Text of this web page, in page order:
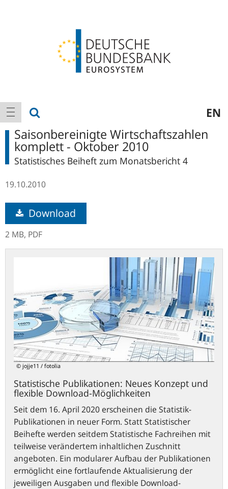
Hauptnavigation
Navigation anzeigen EN
Saisonbereinigte Wirtschaftszahlen
komplett - Oktober 2010
Statistisches Beiheft zum Monatsbericht 4
19.10.2010
Download
2 MB, PDF
© jojje11 / fotolia
Statistische Publikationen: Neues Konzept und
flexible Download-Möglichkeiten
Seit dem 16. April 2020 erscheinen die Statistik-
Publikationen in neuer Form. Statt Statistischer
Beihefte werden seitdem Statistische Fachreihen mit
teilweise verändertem inhaltlichen Zuschnitt
angeboten. Ein modularer Aufbau der Publikationen
ermöglicht eine fortlaufende Aktualisierung der
jeweiligen Ausgaben und flexible Download-
Konzept
und
flexible
Download-
Möglichkeiten